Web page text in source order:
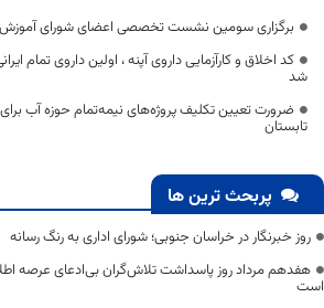
برگزاری سومین نشست تخصصی اعضای شورای
کد اخلاق و کارآزمایی داروی آپنه ، اولین داروی تمام
شد
ضرورت تعیین تکلیف پروژه‌های نیمه‌تمام حوزه آب
تابستان
پربحث ترین ها
روز خبرنگار در خراسان جنوبی؛ شورای اداری به رنگ رسانه
هفدهم مرداد روز پاسداشت تلاش‌گران بی‌ادعای عرصه
است